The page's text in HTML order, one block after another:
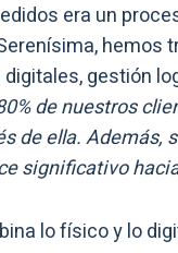
era un
gestión
de nuestros
de ella. Además,
significativo
lo físico y lo